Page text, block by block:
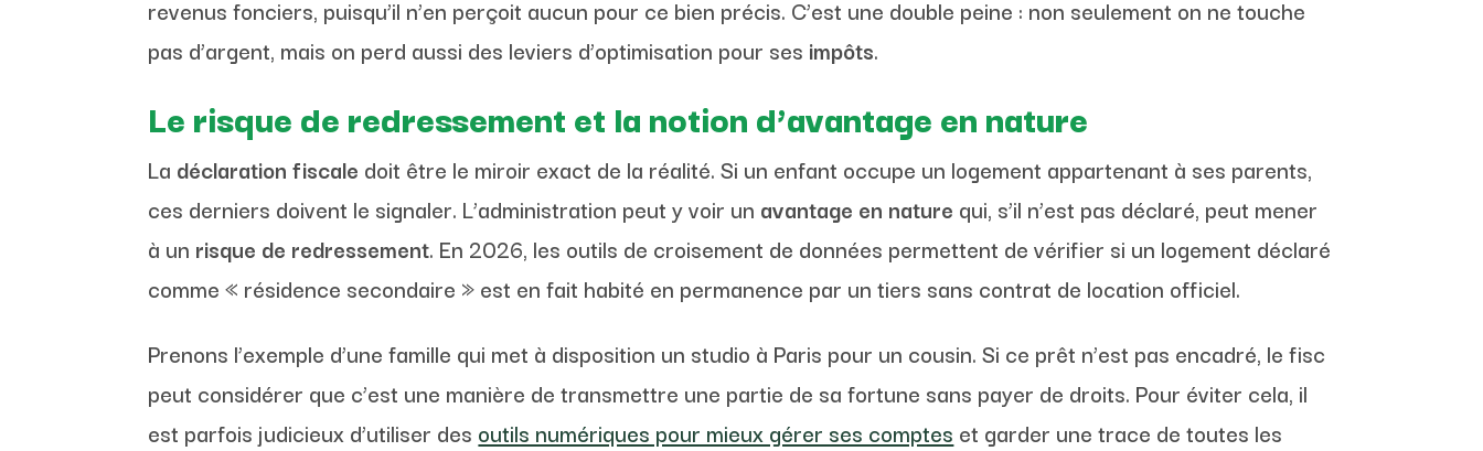
revenus fonciers, puisqu’il n’en perçoit aucun pour ce bien précis. C’est une double peine : non seulement on ne touche
pas d’argent, mais on perd aussi des leviers d’optimisation pour ses impôts.
Le risque de redressement et la notion d’avantage en nature
La déclaration fiscale doit être le miroir exact de la réalité. Si un enfant occupe un logement appartenant à ses parents,
ces derniers doivent le signaler. L’administration peut y voir un avantage en nature qui, s’il n’est pas déclaré, peut mener
à un risque de redressement. En 2026, les outils de croisement de données permettent de vérifier si un logement déclaré
comme « résidence secondaire » est en fait habité en permanence par un tiers sans contrat de location officiel.
Prenons l’exemple d’une famille qui met à disposition un studio à Paris pour un cousin. Si ce prêt n’est pas encadré, le fisc
peut considérer que c’est une manière de transmettre une partie de sa fortune sans payer de droits. Pour éviter cela, il
est parfois judicieux d’utiliser des outils numériques pour mieux gérer ses comptes et garder une trace de toutes les